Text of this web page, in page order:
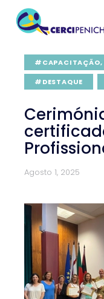
#CAPACITAÇÃO,
#DESTAQUE
Agosto 1, 2025